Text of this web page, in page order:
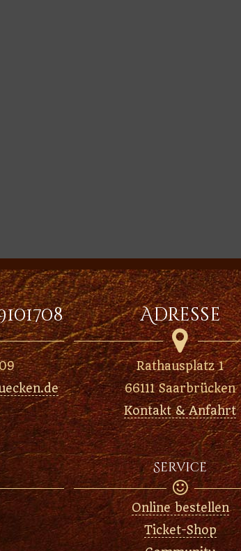
Adresse

Rathausplatz 1
66111 Saarbrücken
Kontakt & Anfahrt
Service

Online bestellen
Ticket-Shop